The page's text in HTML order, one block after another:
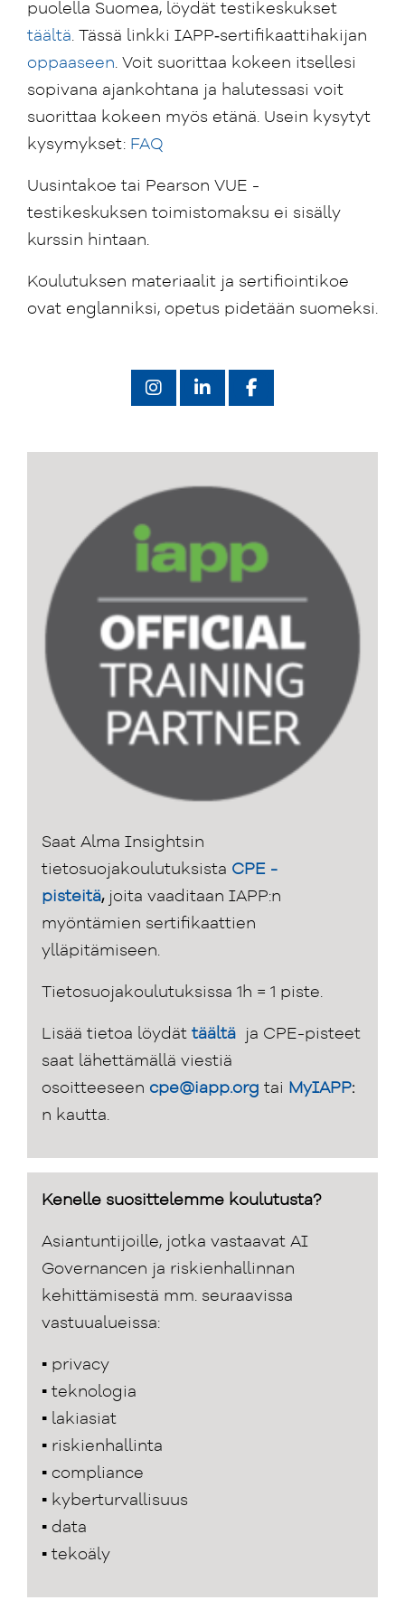
puolella Suomea, löydät testikeskukset
täältä. Tässä linkki IAPP‑sertifikaattihakijan
oppaaseen. Voit suorittaa kokeen itsellesi
sopivana ajankohtana ja halutessasi voit
suorittaa kokeen myös etänä. Usein kysytyt
kysymykset: FAQ
Uusintakoe tai Pearson VUE -
testikeskuksen toimistomaksu ei sisälly
kurssin hintaan.
Koulutuksen materiaalit ja sertifiointikoe
ovat englanniksi, opetus pidetään suomeksi.
Saat Alma Insightsin
tietosuojakoulutuksista CPE -
pisteitä,joita vaaditaan IAPP:n
myöntämien sertifikaattien
ylläpitämiseen.
Tietosuojakoulutuksissa 1h = 1 piste.
Lisää tietoa löydät täältä
ja CPE-pisteet
saat lähettämällä viestiä
osoitteeseen cpe@iapp.org tai MyIAPP:
n kautta.
Kenelle suosittelemme koulutusta?
Asiantuntijoille, jotka vastaavat AI
Governancen ja riskienhallinnan
kehittämisestä mm. seuraavissa
vastuualueissa:
▪ privacy
▪ teknologia
▪ lakiasiat
▪ riskienhallinta
▪ compliance
▪ kyberturvallisuus
▪ data
▪ tekoäly